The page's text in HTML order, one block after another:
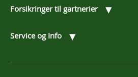
Forsikringer til gartnerier ▾
Service og Info ▾